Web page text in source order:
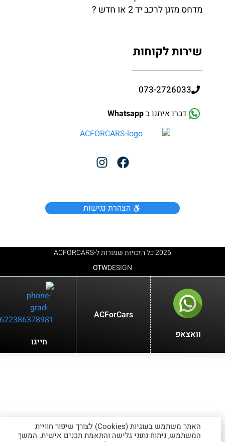
מדחס מזגן לרכב יד 2 או חדש ?
שירות לקוחות
073-2726033
דברו איתנו בWhatsapp
הצהרת נגישות
OTWDESIGN
2026 כל הזכויות שמורות ל-ACFORCARS
וואצאפ
ACForCars
חייגו
האתר משתמש בעוגיות (Cookies) לצורך שיפור חוויית
המשתמש, ניתוח נתוני גלישה והתאמת תכנים אישית. המשך